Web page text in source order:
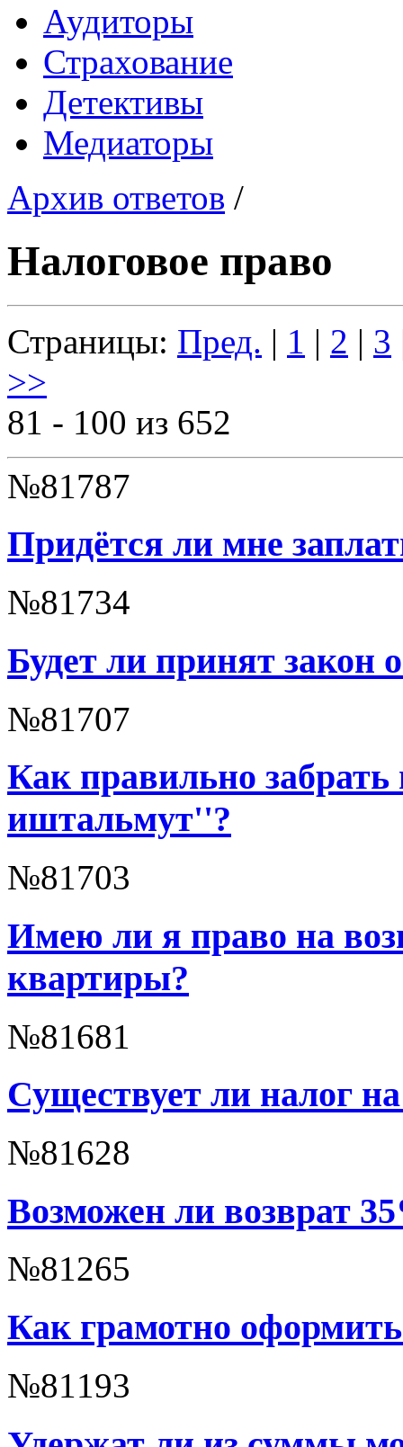
Аудиторы
Страхование
Детективы
Медиаторы
Архив ответов /
Налоговое право
Страницы: Пред. | 1 | 2 | 3
>>
81 - 100 из 652
№81787
Придётся ли мне
№81734
Будет ли принят закон
№81707
Как правильно
иштальмут''?
№81703
Имею ли я право на
квартиры?
№81681
Существует ли налог
№81628
Возможен ли возврат
№81265
Как грамотно
№81193